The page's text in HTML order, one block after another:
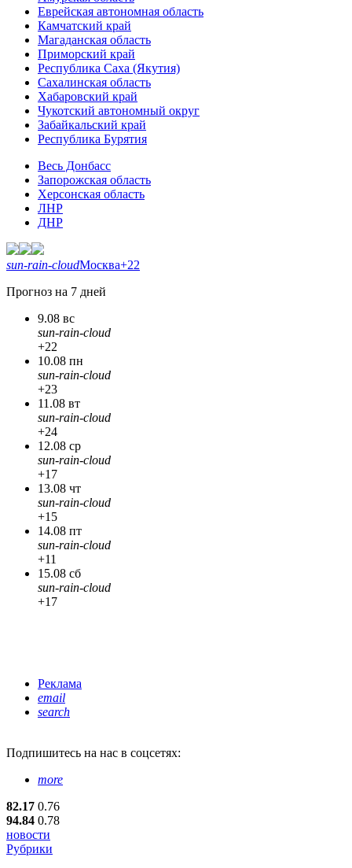
Еврейская автономная область
Камчатский край
Магаданская область
Приморский край
Республика Саха (Якутия)
Сахалинская область
Хабаровский край
Чукотский автономный округ
Забайкальский край
Республика Бурятия
Весь Донбасс
Запорожская область
Херсонская область
ЛНР
ДНР
sun-rain-cloudМосква+22
Прогноз на 7 дней
9.08 вс
sun-rain-cloud
+22
10.08 пн
sun-rain-cloud
+23
11.08 вт
sun-rain-cloud
+24
12.08 ср
sun-rain-cloud
+17
13.08 чт
sun-rain-cloud
+15
14.08 пт
sun-rain-cloud
+11
15.08 сб
sun-rain-cloud
+17
Реклама
email
search
Подпишитесь на нас в соцсетях:
more
82.17 0.76
94.84 0.78
новости
Рубрики